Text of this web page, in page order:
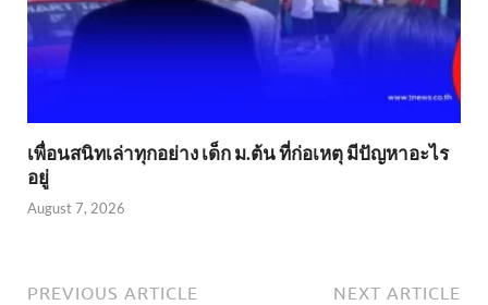
เพื่อนสนิทเล่าทุกอย่าง เด็ก ม.ต้น ที่ก่อเหตุ มีปัญหาอะไร
อยู่
August 7, 2026
PREVIOUS ARTICLE NEXT ARTICLE